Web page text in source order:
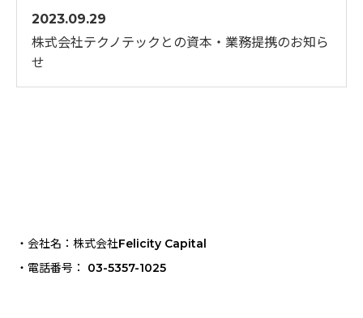
2023.09.29
株式会社テクノテックとの資本・業務提携のお知ら
せ
・会社名：株式会社Felicity Capital
・電話番号： 03-5357-1025